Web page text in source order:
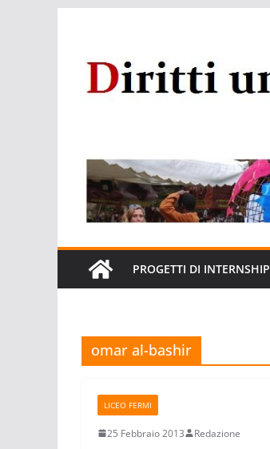
contenuto
PROGETTI DI INTERNSHIP
omar al-bashir
LICEO FERMI
25 Febbraio 2013 Redazione